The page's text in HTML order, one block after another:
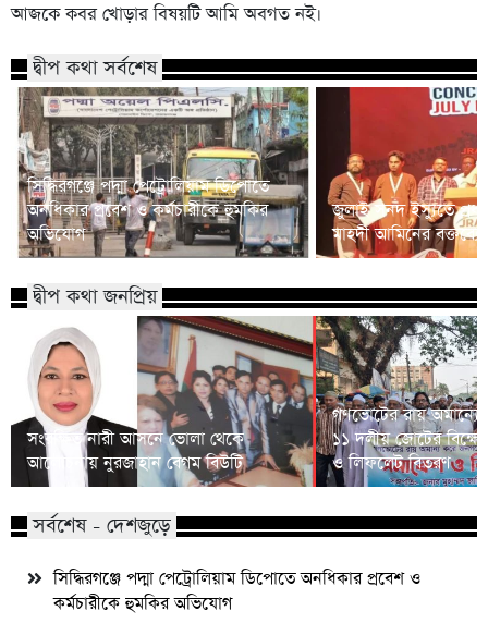
আজকে কবর খোড়ার বিষয়টি আমি অবগত নই।
দ্বীপ কথা সর্বশেষ
সিদ্ধিরগঞ্জে পদ্মা পেট্রোলিয়াম ডিপোতে
অনধিকার প্রবেশ ও কর্মচারীকে হুমকির
অভিযোগ
জুলাই সনদ ইস্যুতে
মাহদী আমিনের
দ্বীপ কথা জনপ্রিয়
সংরক্ষিত নারী আসনে ভোলা থেকে
আলোচনায় নুরজাহান বেগম বিউটি
গণভোটের রায়
১১ দলীয় জোটের
ও লিফলেট বিতরণ
সর্বশেষ - দেশজুড়ে
সিদ্ধিরগঞ্জে পদ্মা পেট্রোলিয়াম ডিপোতে অনধিকার প্রবেশ ও
কর্মচারীকে হুমকির অভিযোগ